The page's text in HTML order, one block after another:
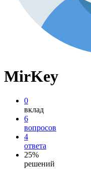
MirKey
0
вклад
6
вопросов
4
ответа
25%
решений